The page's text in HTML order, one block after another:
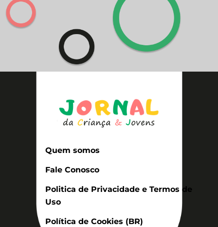
Quem somos
Fale Conosco
Politica de Privacidade e Termos de
Uso
Política de Cookies (BR)